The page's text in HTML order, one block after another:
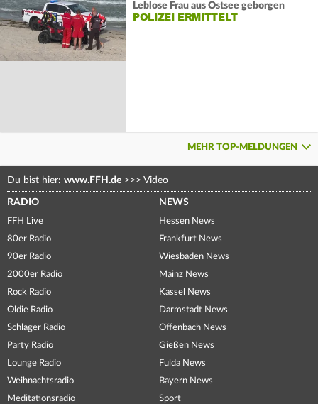
Leblose Frau aus Ostsee geborgen
POLIZEI ERMITTELT
MEHR TOP-MELDUNGEN
Du bist hier: www.FFH.de >>> Video
RADIO
FFH Live
80er Radio
90er Radio
2000er Radio
Rock Radio
Oldie Radio
Schlager Radio
Party Radio
Lounge Radio
Weihnachtsradio
Meditationsradio
NEWS
Hessen News
Frankfurt News
Wiesbaden News
Mainz News
Kassel News
Darmstadt News
Offenbach News
Gießen News
Fulda News
Bayern News
Sport